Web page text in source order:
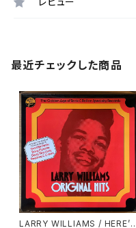
最近チェックした商品
LARRY WILLIAMS / HERE’S